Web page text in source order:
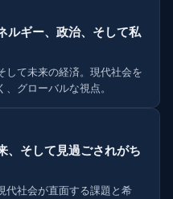
ルギー、政治、そして私
して未来の経済。現代社会を
グローバルな視点。
、そして見過ごされがち
代社会が直面する課題と希